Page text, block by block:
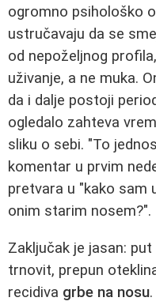
ogromno psihološko
ustručavaju da se
od nepoželjnog
uživanje, a ne muka.
da i dalje postoji
ogledalo zahteva
sliku o sebi. "To
komentar u prvim
pretvara u "kako sam
onim starim nosem?".
Zaključak je jasan:
trnovit, prepun
recidiva grbe na nosu